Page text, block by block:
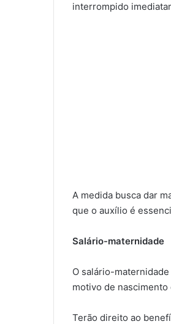
interrompido
A medida busca dar
que o auxílio é
Salário-maternidade
O salário-
motivo de
Terão direito ao